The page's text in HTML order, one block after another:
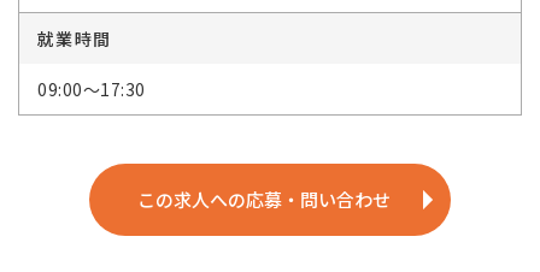
就業時間
09:00～17:30
この求人への応募・問い合わせ